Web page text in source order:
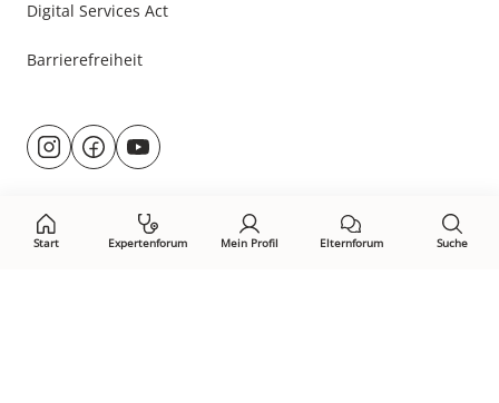
Start Expertenforum Mein Profil Elternforum Suche
Digital Services Act
Barrierefreiheit
Besuche
uns@rund.ums.baby
facebook.com/rundumsbaby.de
youtube.com/@rundumsbaby_